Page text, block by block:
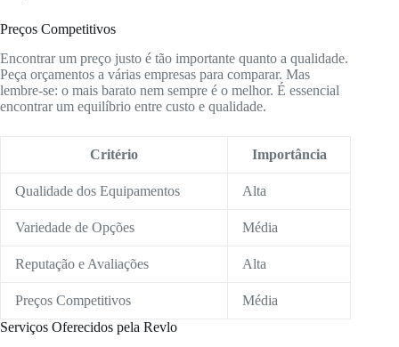
Preços Competitivos
Encontrar um preço justo é tão importante quanto a qualidade.
Peça orçamentos a várias empresas para comparar. Mas
lembre-se: o mais barato nem sempre é o melhor. É essencial
encontrar um equilíbrio entre custo e qualidade.
Critério Importância
Qualidade dos Equipamentos Alta
Variedade de Opções Média
Reputação e Avaliações Alta
Preços Competitivos
Média
Serviços Oferecidos pela Revlo